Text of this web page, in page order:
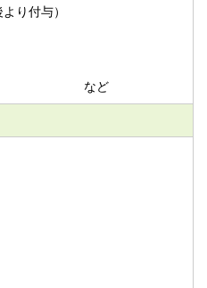
り付与）
など